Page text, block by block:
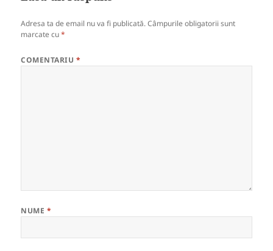
Adresa ta de email nu va fi publicată. Câmpurile obligatorii sunt
marcate cu*
COMENTARIU *
NUME *